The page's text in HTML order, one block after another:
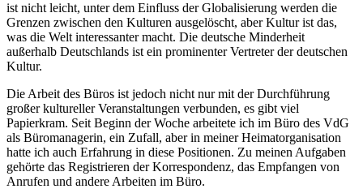
ist nicht leicht, unter dem Einfluss der Globalisierung werden die
Grenzen zwischen den Kulturen ausgelöscht, aber Kultur ist das,
was die Welt interessanter macht. Die deutsche Minderheit
außerhalb Deutschlands ist ein prominenter Vertreter der deutschen
Kultur.
Die Arbeit des Büros ist jedoch nicht nur mit der Durchführung
großer kultureller Veranstaltungen verbunden, es gibt viel
Papierkram. Seit Beginn der Woche arbeitete ich im Büro des VdG
als Büromanagerin, ein Zufall, aber in meiner Heimatorganisation
hatte ich auch Erfahrung in diese Positionen. Zu meinen Aufgaben
gehörte das Registrieren der Korrespondenz, das Empfangen von
Anrufen und andere Arbeiten im Büro.